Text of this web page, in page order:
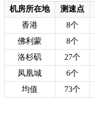
机房所在地 测速点
香港
8个
佛利蒙
8个
洛杉矶
27个
凤凰城
6个
均值
73个